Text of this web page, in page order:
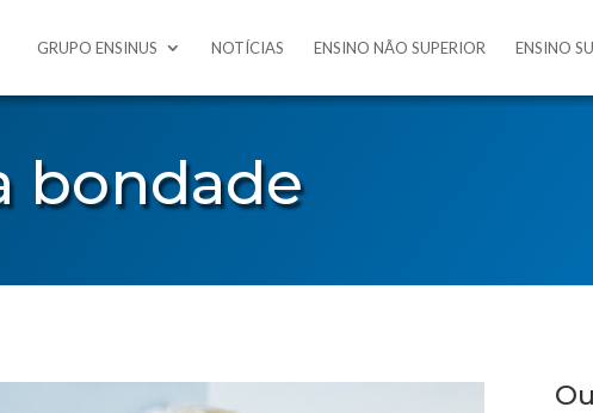
GRUPO ENSINUS NOTÍCIAS ENSINO NÃO SUPERIOR ENSINO
bondade